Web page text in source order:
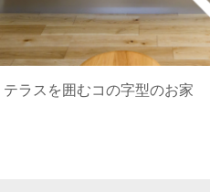
テラスを囲むコの字型のお家